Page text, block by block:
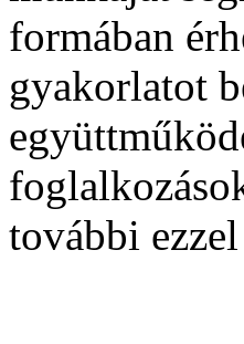
formában
gyakorlatot
további